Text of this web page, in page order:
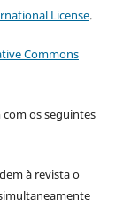
License.
Commons
os seguintes
à revista o